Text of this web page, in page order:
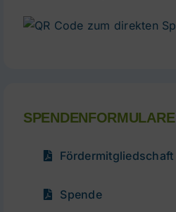
SPENDENFORMULARE
Fördermitgliedschaft
Spende